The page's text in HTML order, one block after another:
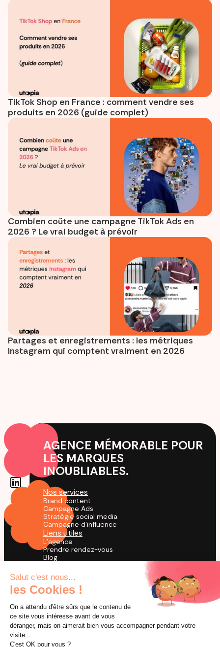
TikTok Shop en France : comment vendre ses
produits en 2026 (guide complet)
Combien coûte une campagne TikTok Ads en
2026 ? Le vrai budget à prévoir
Partages et enregistrements : les métriques
Instagram qui comptent vraiment en 2026
AGENCE MÉMORABLE POUR
LES MARQUES
INOUBLIABLES.
Nos services
Brand content
Campagne Ads
Stratégie social media
Campagne d'influence
Liens utiles
L'agence
Prendre rendez-vous
Blog
Agence TikTok
by creators for creation